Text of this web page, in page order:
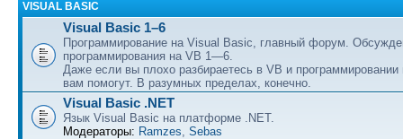
VISUAL BASIC
Visual Basic 1–6
Программирование на Visual Basic, главный форум.
программирования на VB 1—6.
Даже если вы плохо разбираетесь в VB и
вам помогут. В разумных пределах, конечно.
Visual Basic .NET
Язык Visual Basic на платформе .NET.
Модераторы: Ramzes, Sebas